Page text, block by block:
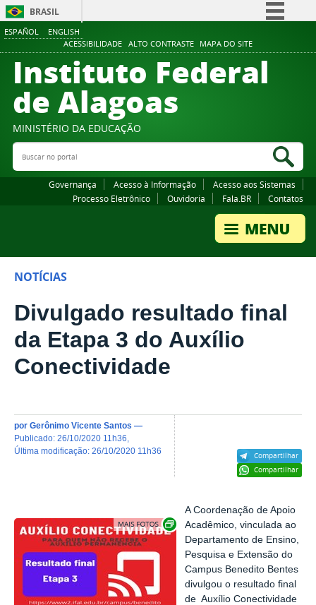
ESPAÑOL ENGLISH
ACESSIBILIDADE ALTO CONTRASTE MAPA DO SITE
BRASIL
Comunica BR
Participe
Canais
Instituto Federal
de Alagoas
MINISTÉRIO DA EDUCAÇÃO
Buscar no portal
Governança Acesso à Informação
Acesso aos Sistemas
Processo Eletrônico
Ouvidoria Fala.BR Contatos
NOTÍCIAS
Divulgado resultado final
da Etapa 3 do Auxílio
Conectividade
Compartilhar
Compartilhar
por Gerônimo Vicente Santos —
publicado: 26/10/2020 11h36
última modificação: 26/10/2020 11h36
Exibir carrossel de imagens
A Coordenação de Apoio
Acadêmico, vinculada ao
Departamento de Ensino,
Pesquisa e Extensão do
Campus Benedito Bentes
divulgou o resultado final
de Auxílio Conectividade